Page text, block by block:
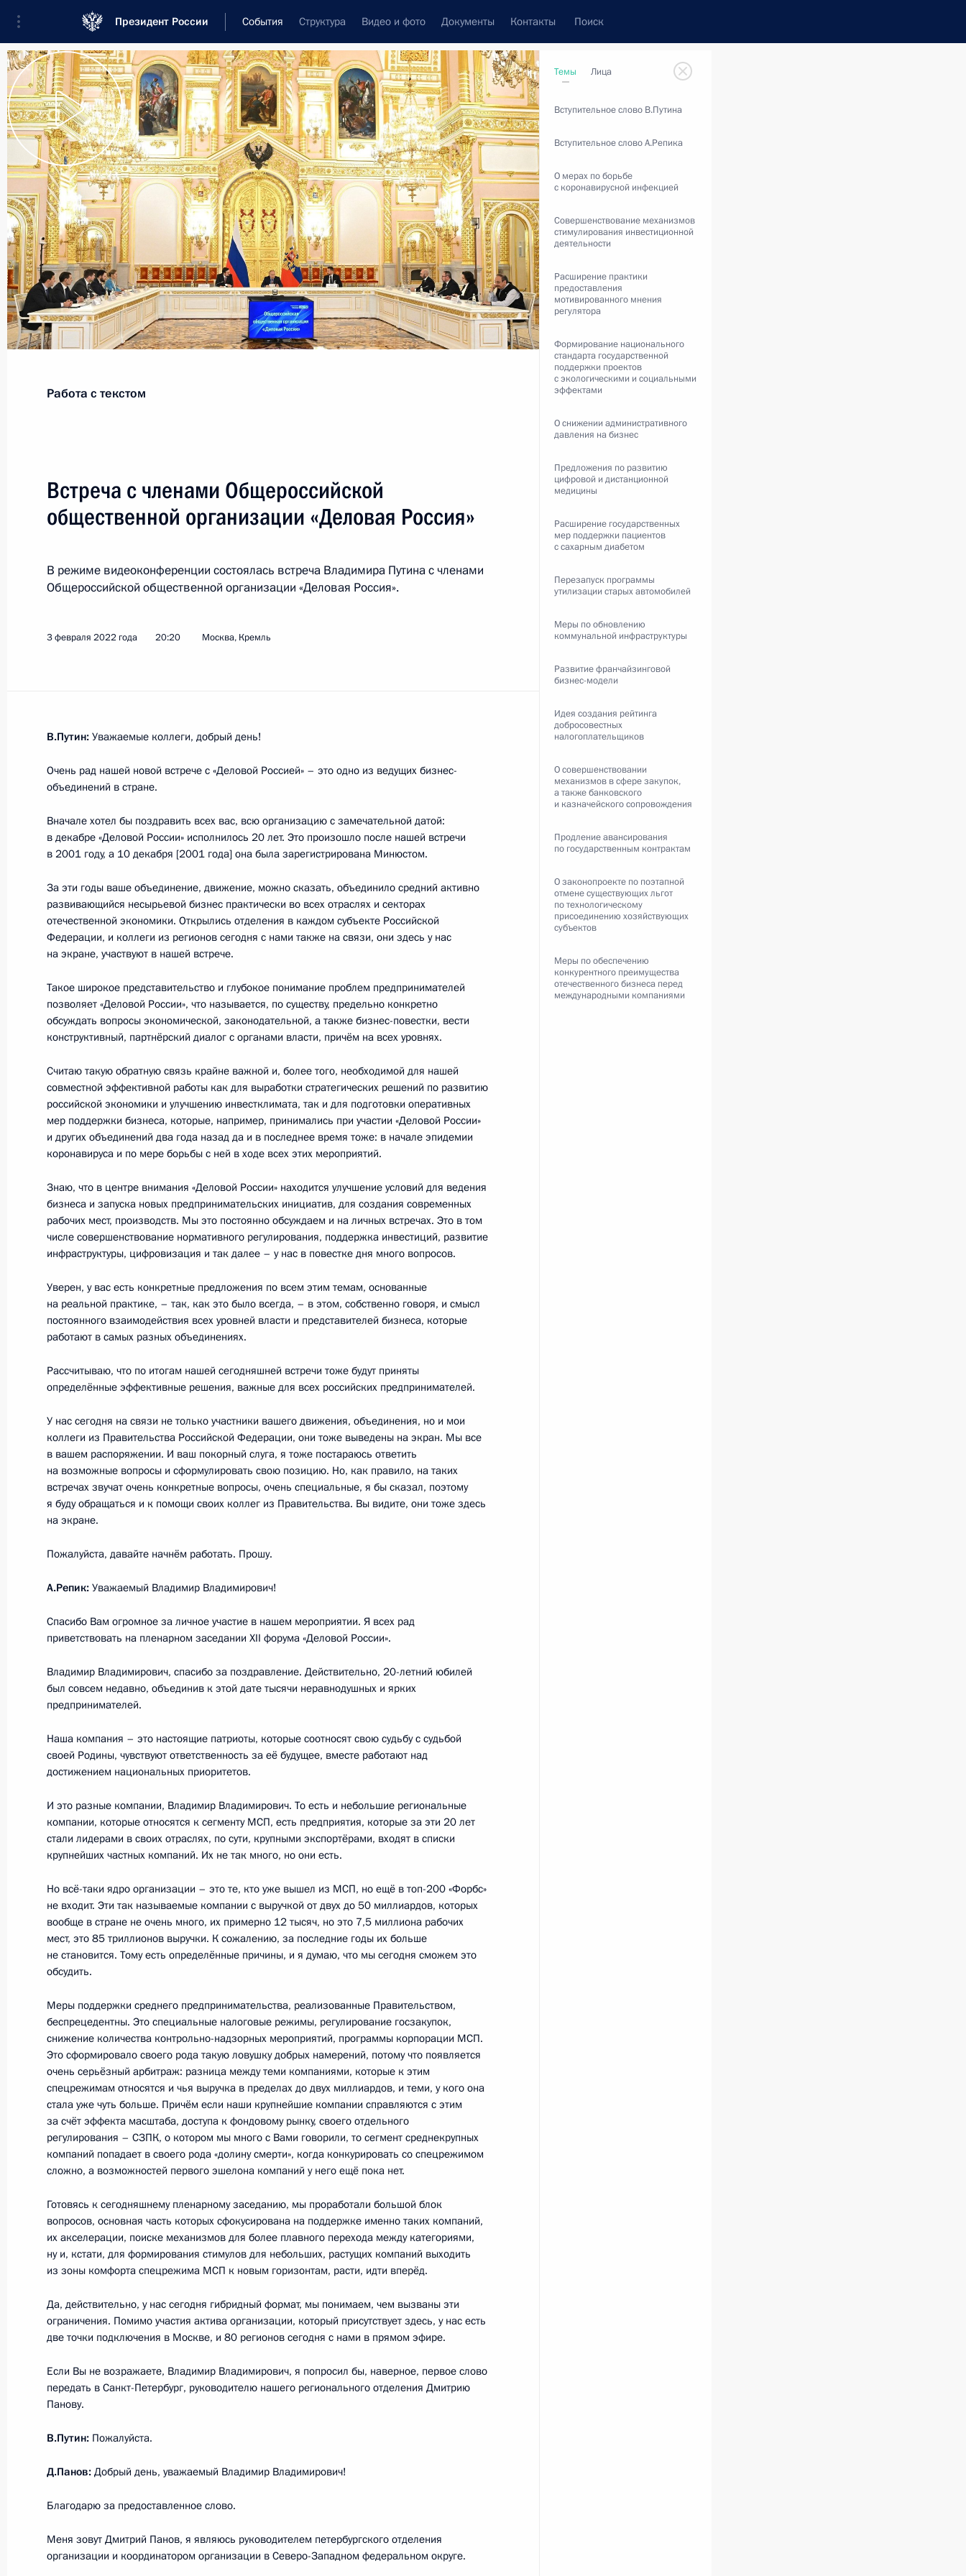
Президент России События Структура Видео и фото Документы Контакты Поиск
Президент Администрация Государственный Совет Совет Безопасности Комиссии и советы
февраль, 2022
Новости Стенограммы Поездки Телеграммы Сведения о Президенте
Рубрикация материалов
Все материалы
Послания Федеральному Собранию
Заявления по важнейшим вопросам
Совещания, заседания, рабочие встречи
Речи и обращения
Встречи с представителями сообществ
Пресс-конференции
Интервью
Статьи
3
10 февраля 2022 года, четверг
переговоров
10 февраля 2022 года, 18:15 Москва, Кремль
6 19м
9 февраля 2022 года, среда
Совещание судей судов общей юрисдикции и арбитражных судов
Заседание Совета по науке и образованию
8 февраля 2022 года, 18:10 Московская область, Ново-Огарёво
5 :
Пресс-конференция по итогам российско-французских
переговоров
8 февраля 2022 года, 01:05 Москва, Кремль
1 :
7 февраля 2022 года, понедельник
Переговоры с Президентом Франции Эммануэлем Макроном
7 февраля 2022 года, 23:40 Москва, Кремль
4 февраля 2022 года, пятница
Российско-китайские переговоры
3 февраля 2022 года, четверг
Встреча с членами Общероссийской общественной организации
«Деловая Россия»
3 февраля 2022 года, 20:20 Москва, Кремль
Заявления для прессы по итогам российско-аргентинских
переговоров
Переговоры с Президентом Аргентины Альберто Фернандесом
3 февраля 2022 года, 16:50 Москва, Кремль
Интервью Медиакорпорации Китая
3 февраля 2022 года, 02:05
Россия и Китай: стратегическое партнёрство, ориентированное
3 февраля 2022 года, 02:00
2 февраля 2022 года, среда
Совещание с постоянными членами Совета Безопасности
2 февраля 2022 года, 16:30 Москва, Кремль
Церемония вручения государственных наград
2 февраля 2022 года, 14:40 Москва, Кремль
1 февраля 2022 года, вторник
Встреча с Патриархом Московским и всея Руси Кириллом
1 февраля 2022 года, 21:45 Москва, Кремль
Пресс-конференция по итогам российско-венгерских
переговоров
1 февраля 2022 года, 20:05 Москва, Кремль
Переговоры с Премьер-министром Венгрии Виктором Орбаном
Встреча с Министром юстиции Константином Чуйченко
31 января 2022 года, 13:45 Москва, Кремль
28 января 2022 года, пятница
Работа с текстом
Встреча с членами Общероссийской
общественной организации «Деловая Россия»
В режиме видеоконференции состоялась встреча Владимира Путина с членами
Общероссийской общественной организации «Деловая Россия».
3 февраля 2022 года 20:20 Москва, Кремль
В.Путин: Уважаемые коллеги, добрый день!
Очень рад нашей новой встрече с «Деловой Россией» – это одно из ведущих бизнес-
объединений в стране.
Вначале хотел бы поздравить всех вас, всю организацию с замечательной датой:
в декабре «Деловой России» исполнилось 20 лет. Это произошло после нашей встречи
в 2001 году, а 10 декабря [2001 года] она была зарегистрирована Минюстом.
За эти годы ваше объединение, движение, можно сказать, объединило средний активно
развивающийся несырьевой бизнес практически во всех отраслях и секторах
отечественной экономики. Открылись отделения в каждом субъекте Российской
Федерации, и коллеги из регионов сегодня с нами также на связи, они здесь у нас
на экране, участвуют в нашей встрече.
Такое широкое представительство и глубокое понимание проблем предпринимателей
позволяет «Деловой России», что называется, по существу, предельно конкретно
обсуждать вопросы экономической, законодательной, а также бизнес-повестки, вести
конструктивный, партнёрский диалог с органами власти, причём на всех уровнях.
Считаю такую обратную связь крайне важной и, более того, необходимой для нашей
совместной эффективной работы как для выработки стратегических решений по развитию
российской экономики и улучшению инвестклимата, так и для подготовки оперативных
мер поддержки бизнеса, которые, например, принимались при участии «Деловой России»
и других объединений два года назад да и в последнее время тоже: в начале эпидемии
коронавируса и по мере борьбы с ней в ходе всех этих мероприятий.
Знаю, что в центре внимания «Деловой России» находится улучшение условий для ведения
бизнеса и запуска новых предпринимательских инициатив, для создания современных
рабочих мест, производств. Мы это постоянно обсуждаем и на личных встречах. Это в том
числе совершенствование нормативного регулирования, поддержка инвестиций, развитие
инфраструктуры, цифровизация и так далее – у нас в повестке дня много вопросов.
Уверен, у вас есть конкретные предложения по всем этим темам, основанные
на реальной практике, – так, как это было всегда, – в этом, собственно говоря, и смысл
постоянного взаимодействия всех уровней власти и представителей бизнеса, которые
работают в самых разных объединениях.
Рассчитываю, что по итогам нашей сегодняшней встречи тоже будут приняты
определённые эффективные решения, важные для всех российских предпринимателей.
У нас сегодня на связи не только участники вашего движения, объединения, но и мои
коллеги из Правительства Российской Федерации, они тоже выведены на экран. Мы все
в вашем распоряжении. И ваш покорный слуга, я тоже постараюсь ответить
на возможные вопросы и сформулировать свою позицию. Но, как правило, на таких
встречах звучат очень конкретные вопросы, очень специальные, я бы сказал, поэтому
я буду обращаться и к помощи своих коллег из Правительства. Вы видите, они тоже здесь
на экране.
Пожалуйста, давайте начнём работать. Прошу.
А.Репик: Уважаемый Владимир Владимирович!
Спасибо Вам огромное за личное участие в нашем мероприятии. Я всех рад
приветствовать на пленарном заседании XII форума «Деловой России».
Владимир Владимирович, спасибо за поздравление. Действительно, 20-летний юбилей
был совсем недавно, объединив к этой дате тысячи неравнодушных и ярких
предпринимателей.
Наша компания – это настоящие патриоты, которые соотносят свою судьбу с судьбой
своей Родины, чувствуют ответственность за её будущее, вместе работают над
достижением национальных приоритетов.
И это разные компании, Владимир Владимирович. То есть и небольшие региональные
компании, которые относятся к сегменту МСП, есть предприятия, которые за эти 20 лет
стали лидерами в своих отраслях, по сути, крупными экспортёрами, входят в списки
крупнейших частных компаний. Их не так много, но они есть.
Но всё-таки ядро организации – это те, кто уже вышел из МСП, но ещё в топ-200 «Форбс»
не входит. Эти так называемые компании с выручкой от двух до 50 миллиардов, которых
вообще в стране не очень много, их примерно 12 тысяч, но это 7,5 миллиона рабочих
мест, это 85 триллионов выручки. К сожалению, за последние годы их больше
не становится. Тому есть определённые причины, и я думаю, что мы сегодня сможем это
обсудить.
Меры поддержки среднего предпринимательства, реализованные Правительством,
беспрецедентны. Это специальные налоговые режимы, регулирование госзакупок,
снижение количества контрольно-надзорных мероприятий, программы корпорации МСП.
Это сформировало своего рода такую ловушку добрых намерений, потому что появляется
очень серьёзный арбитраж: разница между теми компаниями, которые к этим
спецрежимам относятся и чья выручка в пределах до двух миллиардов, и теми, у кого она
стала уже чуть больше. Причём если наши крупнейшие компании справляются с этим
за счёт эффекта масштаба, доступа к фондовому рынку, своего отдельного
регулирования – СЗПК, о котором мы много с Вами говорили, то сегмент среднекрупных
компаний попадает в своего рода «долину смерти», когда конкурировать со спецрежимом
сложно, а возможностей первого эшелона компаний у него ещё пока нет.
Готовясь к сегодняшнему пленарному заседанию, мы проработали большой блок
вопросов, основная часть которых сфокусирована на поддержке именно таких компаний,
их акселерации, поиске механизмов для более плавного перехода между категориями,
ну и, кстати, для формирования стимулов для небольших, растущих компаний выходить
из зоны комфорта спецрежима МСП к новым горизонтам, расти, идти вперёд.
Да, действительно, у нас сегодня гибридный формат, мы понимаем, чем вызваны эти
ограничения. Помимо участия актива организации, который присутствует здесь, у нас есть
две точки подключения в Москве, и 80 регионов сегодня с нами в прямом эфире.
Если Вы не возражаете, Владимир Владимирович, я попросил бы, наверное, первое слово
передать в Санкт-Петербург, руководителю нашего регионального отделения Дмитрию
Панову.
В.Путин: Пожалуйста.
Д.Панов: Добрый день, уважаемый Владимир Владимирович!
Благодарю за предоставленное слово.
Меня зовут Дмитрий Панов, я являюсь руководителем петербургского отделения
организации и координатором организации в Северо-Западном федеральном округе.
Темы
Вступительное слово В.Путина
Вступительное слово А.Репика
О мерах по борьбе
с коронавирусной инфекцией
Совершенствование механизмов
стимулирования инвестиционной
деятельности
Расширение практики
предоставления
мотивированного мнения
регулятора
Формирование национального
стандарта государственной
поддержки проектов
с экологическими и социальными
эффектами
О снижении административного
давления на бизнес
Предложения по развитию
цифровой и дистанционной
медицины
Расширение государственных
мер поддержки пациентов
с сахарным диабетом
Перезапуск программы
утилизации старых автомобилей
Меры по обновлению
коммунальной инфраструктуры
Развитие франчайзинговой
бизнес-модели
Идея создания рейтинга
добросовестных
налогоплательщиков
О совершенствовании
механизмов в сфере закупок,
а также банковского
и казначейского сопровождения
Продление авансирования
по государственным контрактам
О законопроекте по поэтапной
отмене существующих льгот
по технологическому
присоединению хозяйствующих
субъектов
Меры по обеспечению
конкурентного преимущества
отечественного бизнеса перед
международными компаниями
Лица